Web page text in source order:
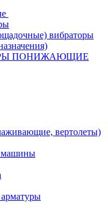
вибраторы
ПОНИЖАЮЩИЕ
вертолеты)
машины